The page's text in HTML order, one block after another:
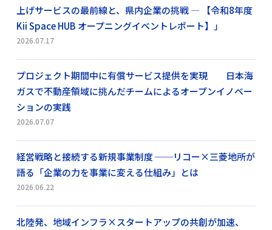
上げサービスの最前線と、県内企業の挑戦 ― 【令和8年度
Kii Space HUB オープニングイベントレポート】」
2026.07.17
プロジェクト期間中に有償サービス提供を実現 日本海
ガスで不動産領域に挑んだチームによるオープンイノベー
ションの実践
2026.07.07
経営戦略と接続する新規事業制度 ──リコー×三菱地所が
語る「企業の力を事業に変える仕組み」とは
2026.06.22
北陸発、地域インフラ×スタートアップの共創が加速、